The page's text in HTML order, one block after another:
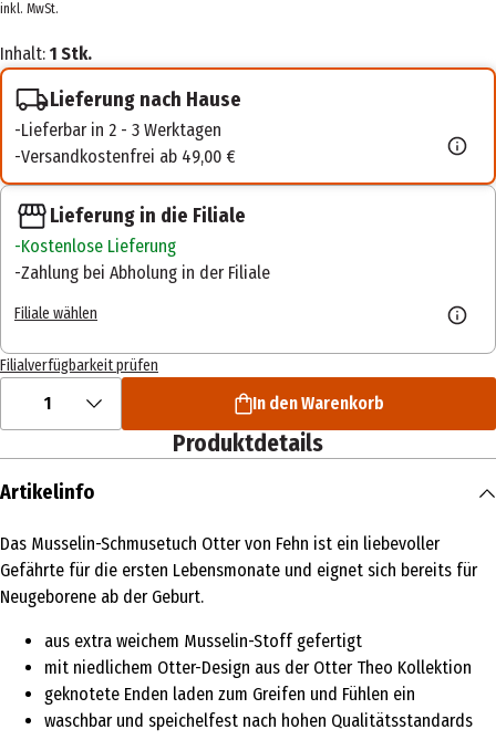
inkl. MwSt.
Inhalt: 1 Stk.
Lieferung nach Hause
Lieferbar in 2 - 3 Werktagen
Versandkostenfrei ab 49,00 €
Lieferung in die Filiale
Kostenlose Lieferung
Zahlung bei Abholung in der Filiale
Filiale wählen
Filialverfügbarkeit prüfen
1 In den Warenkorb
Produktdetails
Artikelinfo
Das Musselin-Schmusetuch Otter von Fehn ist ein liebevoller
Gefährte für die ersten Lebensmonate und eignet sich bereits für
Neugeborene ab der Geburt.
aus extra weichem Musselin-Stoff gefertigt
mit niedlichem Otter-Design aus der Otter Theo Kollektion
geknotete Enden laden zum Greifen und Fühlen ein
waschbar und speichelfest nach hohen Qualitätsstandards